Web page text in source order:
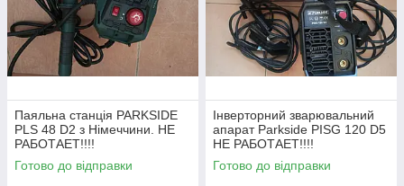
Паяльна станція PARKSIDE
PLS 48 D2 з Німеччини. НЕ
РАБОТАЕТ!!!!
Готово до відправки
Інверторний зварювальний
апарат Parkside PISG 120 D5
НЕ РАБОТАЕТ!!!!
Готово до відправки